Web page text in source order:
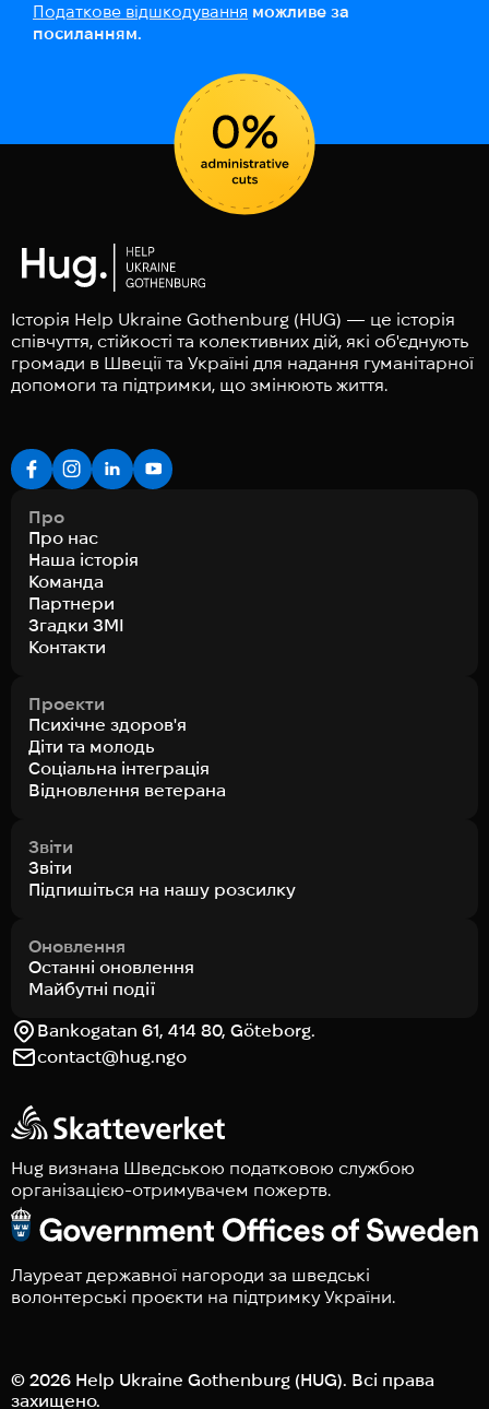
Податкове відшкодування можливе за
посиланням.
Історія Help Ukraine Gothenburg (HUG) — це історія
співчуття, стійкості та колективних дій, які об'єднують
громади в Швеції та Україні для надання гуманітарної
допомоги та підтримки, що змінюють життя.
Про
Про нас
Наша історія
Команда
Партнери
Згадки ЗМІ
Контакти
Проекти
Психічне здоров'я
Діти та молодь
Соціальна інтеграція
Відновлення ветерана
Звіти
Звіти
Підпишіться на нашу розсилку
Оновлення
Останні оновлення
Майбутні події
Bankogatan 61, 414 80, Göteborg.
contact@hug.ngo
Hug визнана Шведською податковою службою
організацією-отримувачем пожертв.
Лауреат державної нагороди за шведські
волонтерські проєкти на підтримку України.
© 2026 Help Ukraine Gothenburg (HUG). Всі права
захищено.